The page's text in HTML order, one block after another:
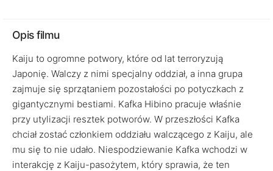
Opis filmu
Kaiju to ogromne potwory, które od lat terroryzują
Japonię. Walczy z nimi specjalny oddział, a inna grupa
zajmuje się sprzątaniem pozostałości po potyczkach z
gigantycznymi bestiami. Kafka Hibino pracuje właśnie
przy utylizacji resztek potworów. W przeszłości Kafka
chciał zostać członkiem oddziału walczącego z Kaiju, ale
mu się to nie udało. Niespodziewanie Kafka wchodzi w
interakcję z Kaiju-pasożytem, który sprawia, że ten